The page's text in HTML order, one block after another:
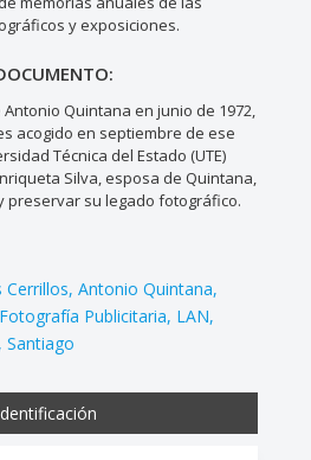
y exposiciones.
Quintana en junio de 1972,
acogido en septiembre de ese
Técnica del Estado (UTE)
Silva, esposa de Quintana,
preservar su legado fotográfico.
Antonio Quintana
Fotografía Publicitaria LAN
Santiago